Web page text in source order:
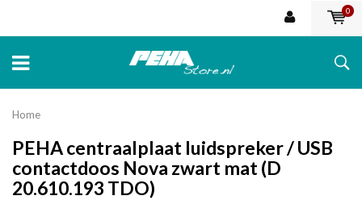
0
Home
PEHA centraalplaat luidspreker / USB
contactdoos Nova zwart mat (D
20.610.193 TDO)